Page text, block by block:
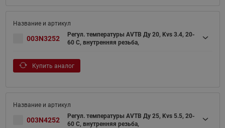
003N3252
Регул. температуры AVTB Ду 20, Kvs 3.4, 20-
60 C, внутренняя резьба,
Купить аналог
003N4252
Регул. температуры AVTB Ду 25, Kvs 5.5, 20-
60 C, внутренняя резьба,